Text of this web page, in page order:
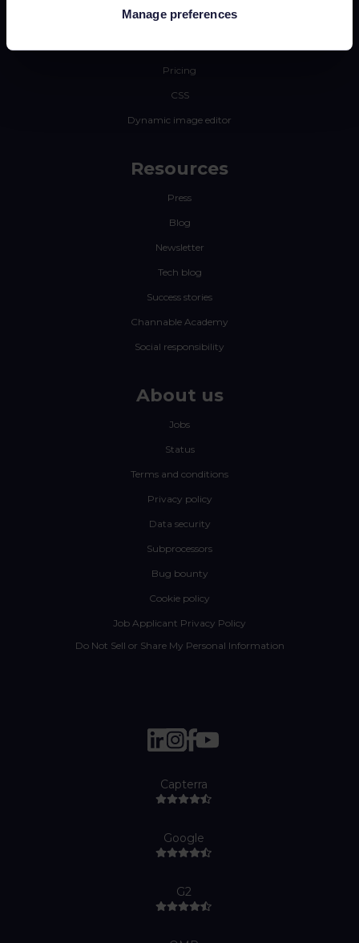
Manage preferences
Insights & Analytics
Pricing
CSS
Dynamic image editor
Resources
Press
Blog
Newsletter
Tech blog
Success stories
Channable Academy
Social responsibility
About us
Jobs
Status
Terms and conditions
Privacy policy
Data security
Subprocessors
Bug bounty
Cookie policy
Job Applicant Privacy Policy
Do Not Sell or Share My Personal Information
Capterra
Google
G2